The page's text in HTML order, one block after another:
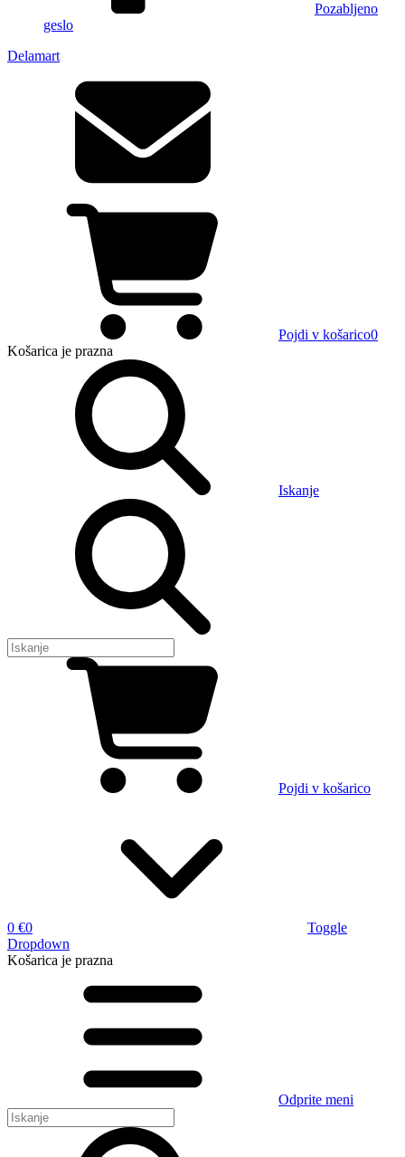
Pozabljeno
geslo
Delamart
Pojdi v košarico0
Košarica je prazna
Iskanje
Pojdi v košarico
0 €0
Toggle
Dropdown
Košarica je prazna
Odprite meni